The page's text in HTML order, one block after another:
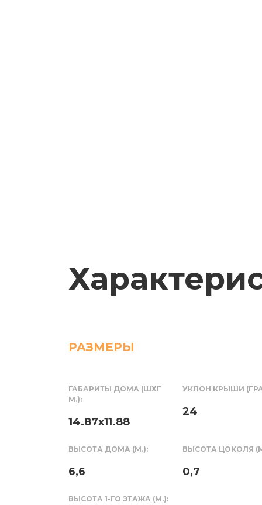
РАЗМЕРЫ
ГАБАРИТЫ ДОМА (ШХГ
М.):
14.87x11.88
УКЛОН КРЫШИ
24
ВЫСОТА ДОМА (М.):
6,6
ВЫСОТА ЦОКОЛЯ
0,7
ВЫСОТА 1-ГО ЭТАЖА (М.):